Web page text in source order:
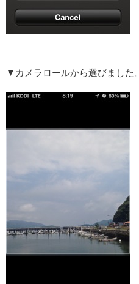
▼カメラロールから選びました。